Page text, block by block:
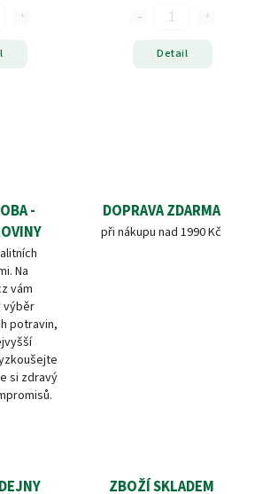
Detail
-
Na
vám
výběr
potravin,
si zdravý
DOPRAVA ZDARMA
při nákupu nad 1990 Kč
ZBOŽÍ SKLADEM